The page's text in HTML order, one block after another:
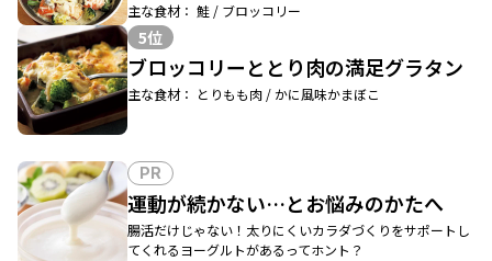
主な食材： 鮭 / ブロッコリー
5位
ブロッコリーととり肉の満足グラタン
主な食材： とりもも肉 / かに風味かまぼこ
PR
運動が続かない…とお悩みのかたへ
腸活だけじゃない！太りにくいカラダづくりをサポートし
てくれるヨーグルトがあるってホント？